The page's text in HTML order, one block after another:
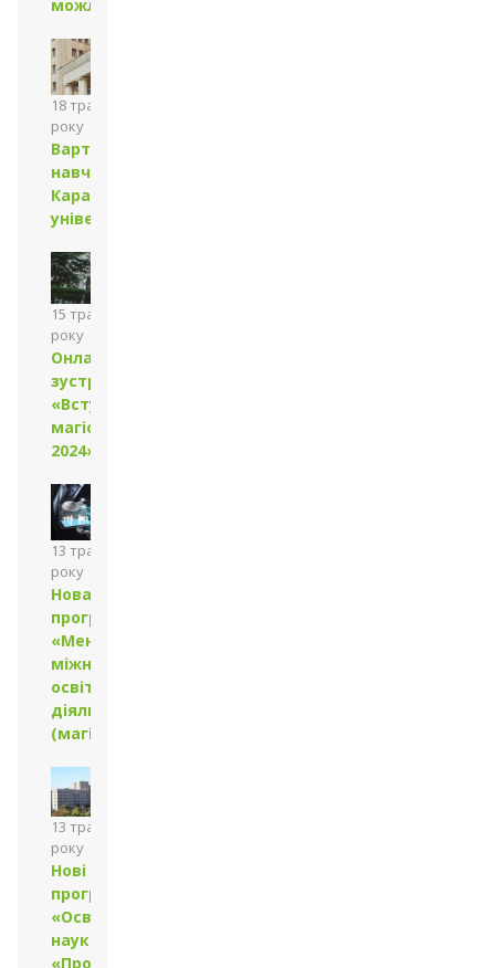
можливостей»
18 травня 2024
року
Вартість
навчання в
Каразінському
університеті
15 травня 2024
року
Онлайн-
зустріч
«Вступ на
магістратуру
2024»
13 травня 2024
року
Нова
програма
«Менеджмент
міжнародної
освітньої
діяльності»
(магістр)
13 травня 2024
року
Нові
програми
«Освітні
науки»,
«Професійна